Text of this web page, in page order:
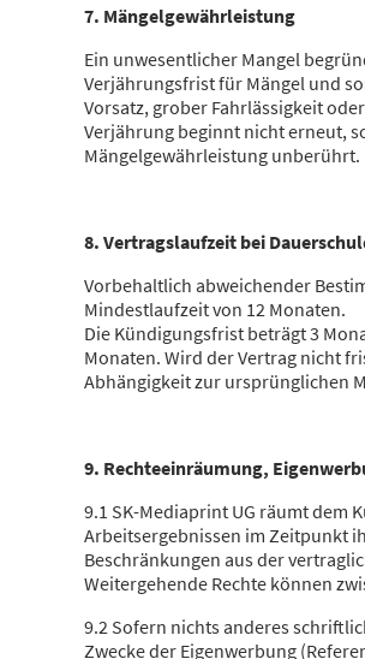
7. Mängelgewährleistung
Ein unwesentlicher Mangel
Verjährungsfrist für Mängel und
Vorsatz, grober Fahrlässigkeit
Verjährung beginnt nicht erneut,
Mängelgewährleistung unberührt.
8. Vertragslaufzeit bei
Vorbehaltlich abweichender
Mindestlaufzeit von 12 Monaten.
Die Kündigungsfrist beträgt 3
Monaten. Wird der Vertrag nicht
Abhängigkeit zur ursprünglichen
9. Rechteeinräumung,
9.1 SK-Mediaprint UG räumt dem
Arbeitsergebnissen im Zeitpunkt
Beschränkungen aus der
Weitergehende Rechte können
9.2 Sofern nichts anderes
Zwecke der Eigenwerbung